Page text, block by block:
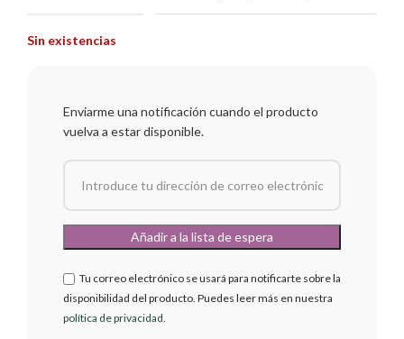
Sin existencias
Enviarme una notificación cuando el producto
vuelva a estar disponible.
Tu correo electrónico se usará para notificarte sobre la
disponibilidad del producto. Puedes leer más en nuestra
política de privacidad.